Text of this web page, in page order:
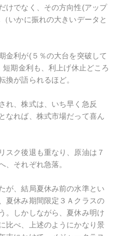
けでなく、その方向性(アップ
いかに振れの大きいデータと
金利が(５％の大台を突破して
期金利も、利上げ休止どころ
換が語られるほど。
れ、株式は、いち早く急反
なれば、株式市場だって喜ん
スク後退も重なり、原油は７
、それぞれ急落。
が、結局夏休み前の水準とい
夏休み期間限定３Ａクラスの
。しかしながら、夏休み明け
比べ、上述のようにかなり景